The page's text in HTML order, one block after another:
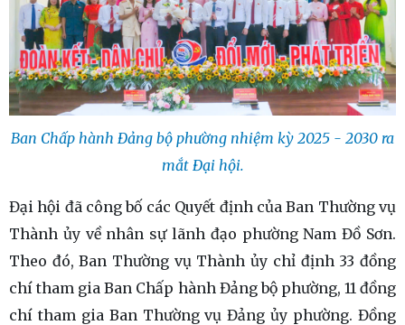
Ban Chấp hành Đảng bộ phường nhiệm kỳ 2025 - 2030 ra
mắt Đại hội.
Đại hội đã công bố các Quyết định của Ban Thường vụ
Thành ủy về nhân sự lãnh đạo phường Nam Đồ Sơn.
Theo đó, Ban Thường vụ Thành ủy chỉ định 33 đồng
chí tham gia Ban Chấp hành Đảng bộ phường, 11 đồng
chí tham gia Ban Thường vụ Đảng ủy phường. Đồng